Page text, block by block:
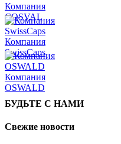
Компания
COSVAL
Компания
SwissCaps
Компания
OSWALD
БУДЬТЕ С НАМИ
Свежие новости